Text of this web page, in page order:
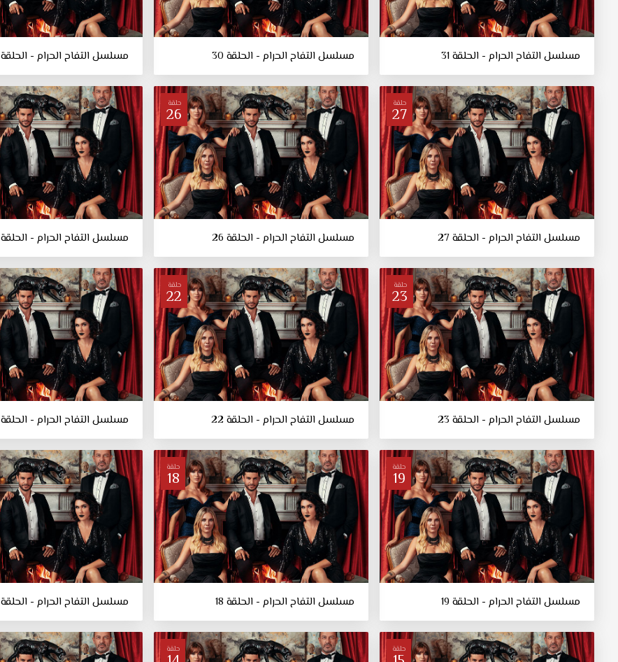
مسلسل التفاح الحرام - الحلقة 31 مسلسل التفاح الحرام - الحلقة 30 مسلسل التفاح الحرام - الحلقة 29
حلقة
27
مسلسل التفاح الحرام - الحلقة 27
حلقة
26
مسلسل التفاح الحرام - الحلقة 26 مسلسل التفاح الحرام - الحلقة 25
حلقة
23
مسلسل التفاح الحرام - الحلقة 23
حلقة
22
مسلسل التفاح الحرام - الحلقة 22 مسلسل التفاح الحرام - الحلقة 21
حلقة
19
مسلسل التفاح الحرام - الحلقة 19
حلقة
18
مسلسل التفاح الحرام - الحلقة 18 مسلسل التفاح الحرام - الحلقة 17
حلقة حلقة